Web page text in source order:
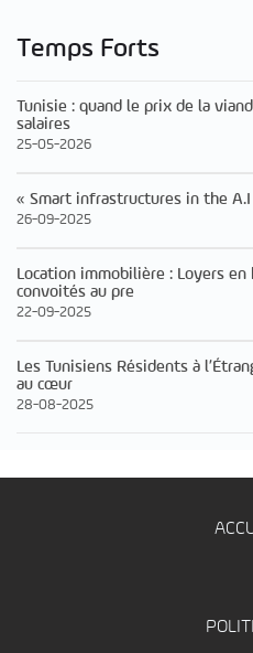
Temps Forts
Tunisie : quand le prix de la
salaires
25-05-2026
« Smart infrastructures in the
26-09-2025
Location immobilière : Loyers
convoités au pre
22-09-2025
Les Tunisiens Résidents à
au cœur
28-08-2025